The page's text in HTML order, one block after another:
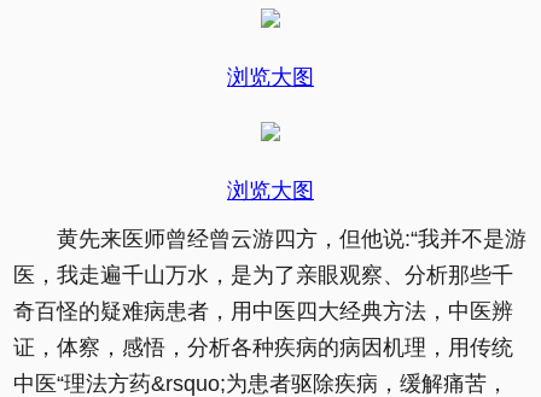
浏览大图
浏览大图
黄先来医师曾经曾云游四方，但他说:“我并不是游
医，我走遍千山万水，是为了亲眼观察、分析那些千
奇百怪的疑难病患者，用中医四大经典方法，中医辨
证，体察，感悟，分析各种疾病的病因机理，用传统
中医“理法方药&rsquo;为患者驱除疾病，缓解痛苦，